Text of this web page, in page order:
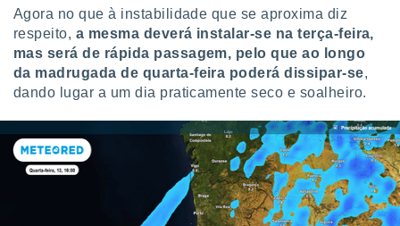
Agora no que à instabilidade que se aproxima diz
respeito, a mesma deverá instalar-se na terça-feira,
mas será de rápida passagem, pelo que ao longo
da madrugada de quarta-feira poderá dissipar-se,
dando lugar a um dia praticamente seco e soalheiro.